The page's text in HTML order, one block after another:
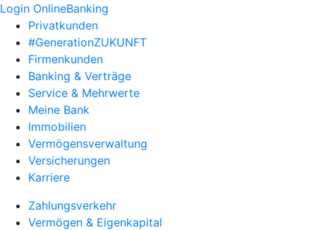
Login OnlineBanking
Privatkunden
#GenerationZUKUNFT
Firmenkunden
Banking & Verträge
Service & Mehrwerte
Meine Bank
Immobilien
Vermögensverwaltung
Versicherungen
Karriere
Zahlungsverkehr
Vermögen & Eigenkapital